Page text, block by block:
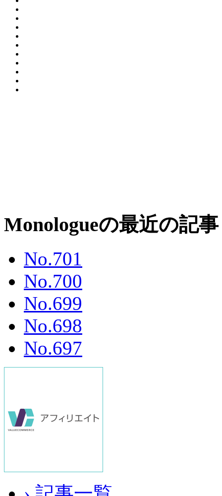
Monologueの最近の記事
No.701
No.700
No.699
No.698
No.697